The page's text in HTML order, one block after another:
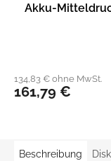
Akku-
134,83 € ohne MwSt.
161,79 €
Beschreibung